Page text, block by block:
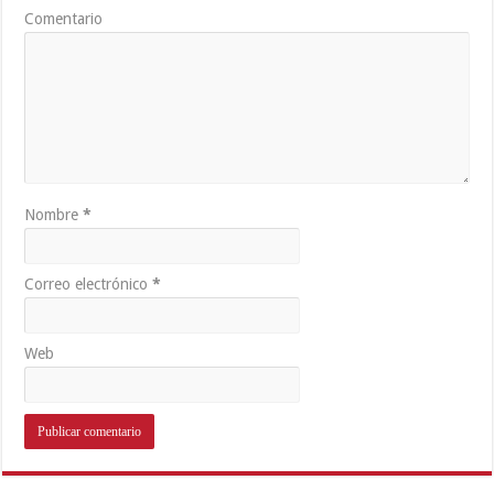
Comentario
Nombre*
Correo electrónico*
Web